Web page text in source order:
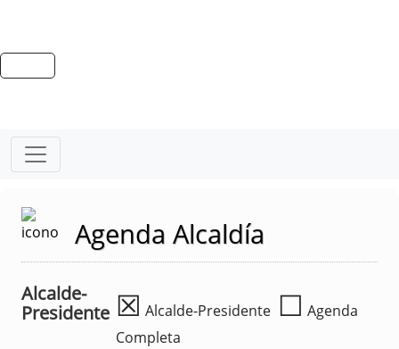
Agenda Alcaldía
Alcalde-
Presidente ☒ Alcalde-Presidente ☐ Agenda
Completa